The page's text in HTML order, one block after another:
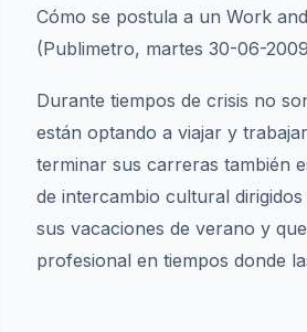
Cómo se postula a un Work
(Publimetro, martes 30-06-
Durante tiempos de crisis no
están optando a viajar y
terminar sus carreras también
de intercambio cultural
sus vacaciones de verano y
profesional en tiempos donde